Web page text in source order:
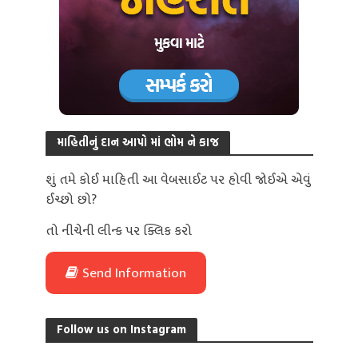
માહિતીનું દાન આપો માં ભોમ ને કાજ
શું તમે કોઈ માહિતી આ વેબસાઈટ પર હોવી જોઈએ એવું
ઈચ્છો છો?
તો નીચેની લીન્ક પર ક્લિક કરો
Send Information
Follow us on Instagram